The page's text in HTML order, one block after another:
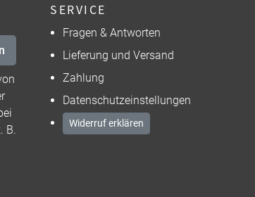
B.
SERVICE
Fragen & Antworten
Lieferung und Versand
Zahlung
Datenschutzeinstellungen
Widerruf erklären